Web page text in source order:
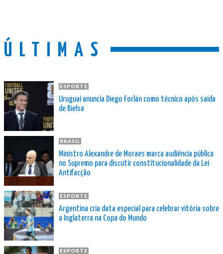
ÚLTIMAS
ESPORTE
Uruguai anuncia Diego Forlán como técnico após saída
de Bielsa
BRASIL
Ministro Alexandre de Moraes marca audiência pública
no Supremo para discutir constitucionalidade da Lei
Antifacção
ESPORTE
Argentina cria data especial para celebrar vitória sobre
a Inglaterra na Copa do Mundo
ESPORTE